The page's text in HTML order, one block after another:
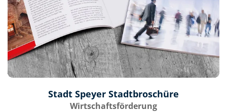
Stadt Speyer Stadtbroschüre
Wirtschaftsförderung